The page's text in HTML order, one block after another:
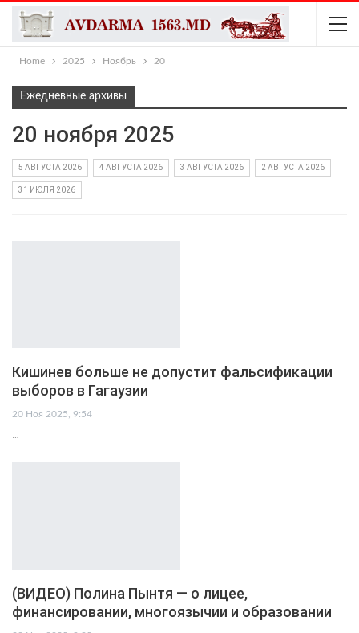
Home 2025 Ноябрь 20
Ежедневные архивы
20 ноября 2025
5 АВГУСТА 2026 4 АВГУСТА 2026 3 АВГУСТА 2026 2 АВГУСТА 2026
31 ИЮЛЯ 2026
Кишинев больше не допустит фальсификации
выборов в Гагаузии
20 Ноя 2025, 9:54
…
(ВИДЕО) Полина Пынтя — о лицее,
финансировании, многоязычии и образовании